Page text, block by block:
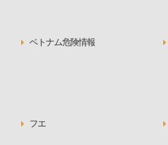
ベトナム危険情報
フエ